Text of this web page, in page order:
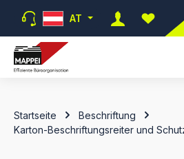
Zum Hauptinhalt springen
AT
Du
Startseite
Beschriftung
Karton-Beschriftungsreiter und